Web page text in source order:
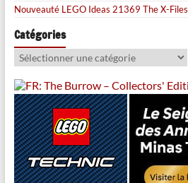
Nouveauté LEGO Ideas 21369 The X-Files
Catégories
Catégories